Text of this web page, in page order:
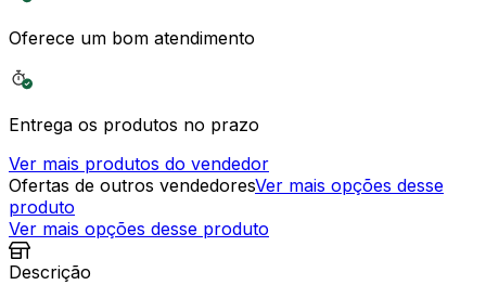
Oferece um bom atendimento
Entrega os produtos no prazo
Ver mais produtos do vendedor
Ofertas de outros vendedoresVer mais opções desse
produto
Ver mais opções desse produto
Descrição